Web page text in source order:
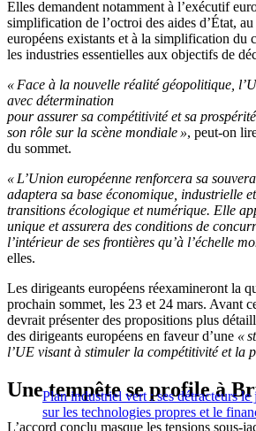
Elles demandent notamment à l’exécutif
simplification de l’octroi des aides d’État,
européens existants et à la simplification du
les industries essentielles aux objectifs de
« Face à la nouvelle réalité géopolitique,
avec détermination
pour assurer sa compétitivité et sa
son rôle sur la scène mondiale », peut-on
du sommet.
« L’Union européenne renforcera sa
adaptera sa base économique, industrielle
transitions écologique et numérique. Elle
unique et assurera des conditions de
l’intérieur de ses frontières qu’à l’échelle
elles.
Les dirigeants européens réexamineront la
prochain sommet, les 23 et 24 mars. Avant
devrait présenter des propositions plus
des dirigeants européens en faveur d’une «
l’UE visant à stimuler la compétitivité et la
Plan industriel vert : ses détracteurs
sur les technologies propres et le
Une tempête se profile à
L’accord conclu masque les tensions sous-